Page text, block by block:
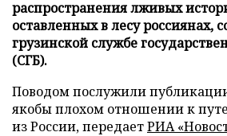
распространения лживых
оставленных в лесу россиянах,
грузинской службе
(СГБ).
Поводом послужили
якобы плохом отношении к
из России, передаетРИА